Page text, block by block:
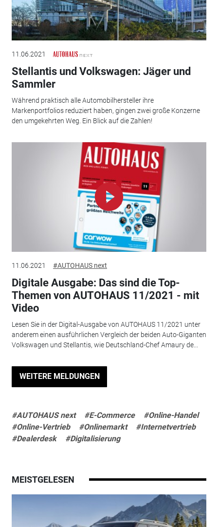
11.06.2021
Stellantis und Volkswagen: Jäger und
Sammler
Während praktisch alle Automobilhersteller ihre
Markenportfolios reduziert haben, gingen zwei große Konzerne
den umgekehrten Weg. Ein Blick auf die Zahlen!
11.06.2021 #AUTOHAUS next
Digitale Ausgabe: Das sind die Top-
Themen von AUTOHAUS 11/2021 - mit
Video
Lesen Sie in der Digital-Ausgabe von AUTOHAUS 11/2021 unter
anderem einen ausführlichen Vergleich der beiden Auto-Giganten
Volkswagen und Stellantis, wie Deutschland-Chef Amaury de...
WEITERE MELDUNGEN
#AUTOHAUS next #E-Commerce
#Online-Handel
#Online-Vertrieb
#Onlinemarkt
#Internetvertrieb
#Dealerdesk
#Digitalisierung
MEISTGELESEN